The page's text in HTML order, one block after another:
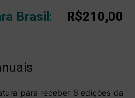
Brasil: R$210,00
para receber 6 edições da